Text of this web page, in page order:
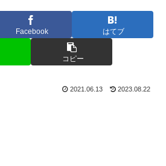
Facebook はてブ
コピー
2021.06.13 2023.08.22